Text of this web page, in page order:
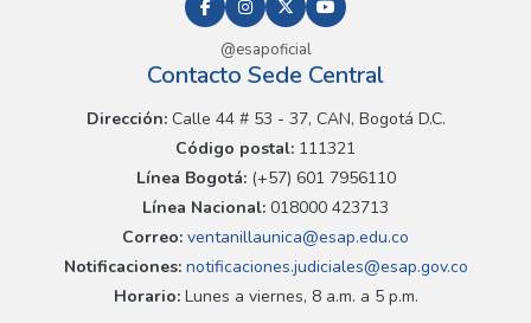
@esapoficial
Contacto Sede Central
Dirección:Calle 44 # 53 - 37, CAN, Bogotá D.C.
Código postal: 111321
Línea Bogotá:(+57) 601 7956110
Línea Nacional: 018000 423713
Correo: ventanillaunica@esap.edu.co
Notificaciones:notificaciones.judiciales@esap.gov.co
Horario:Lunes a viernes, 8 a.m. a 5 p.m.